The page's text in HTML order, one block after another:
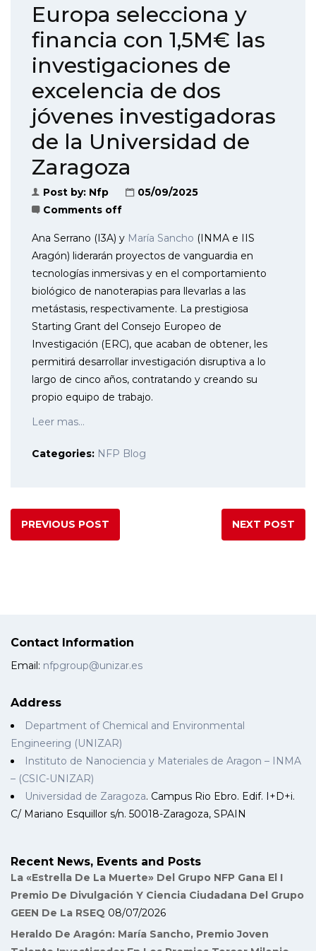
Europa selecciona y
financia con 1,5M€ las
investigaciones de
excelencia de dos
jóvenes investigadoras
de la Universidad de
Zaragoza
Post by: Nfp
05/09/2025
Comments off
Ana Serrano (I3A) y María Sancho (INMA e IIS
Aragón) liderarán proyectos de vanguardia en
tecnologías inmersivas y en el comportamiento
biológico de nanoterapias para llevarlas a las
metástasis, respectivamente. La prestigiosa
Starting Grant del Consejo Europeo de
Investigación (ERC), que acaban de obtener, les
permitirá desarrollar investigación disruptiva a lo
largo de cinco años, contratando y creando su
propio equipo de trabajo.
Leer mas…
Categories: NFP Blog
PREVIOUS POST NEXT POST
Contact Information
Email: nfpgroup@unizar.es
Address
Department of Chemical and Environmental
Engineering (UNIZAR)
Instituto de Nanociencia y Materiales de Aragon – INMA
– (CSIC-UNIZAR)
Universidad de Zaragoza. Campus Rio Ebro. Edif. I+D+i.
C/ Mariano Esquillor s/n. 50018-Zaragoza, SPAIN
Recent News, Events and Posts
La «Estrella De La Muerte» Del Grupo NFP Gana El I
Premio De Divulgación Y Ciencia Ciudadana Del Grupo
GEEN De La RSEQ 08/07/2026
Heraldo De Aragón: María Sancho, Premio Joven